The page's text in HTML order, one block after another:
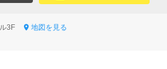
ル3F
地図を見る